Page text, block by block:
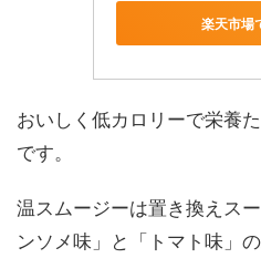
楽天市場
おいしく低カロリーで栄養
です。
温スムージーは置き換えス
ンソメ味」と「トマト味」